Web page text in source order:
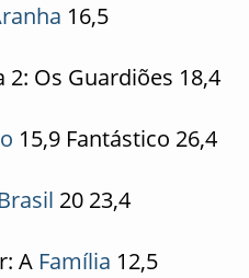
16,5
Os Guardiões 18,4
15,9 Fantástico 26,4
20 23,4
A Família 12,5